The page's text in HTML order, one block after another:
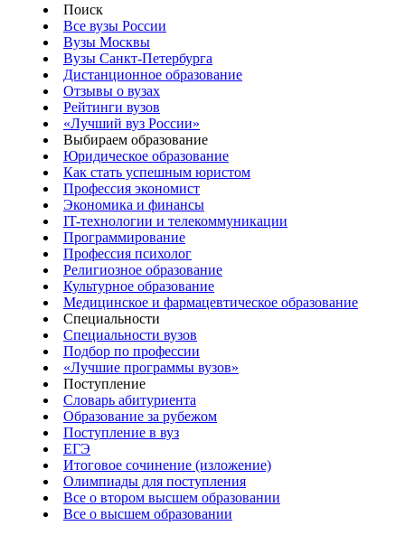
Поиск
Все вузы России
Вузы Москвы
Вузы Санкт-Петербурга
Дистанционное образование
Отзывы о вузах
Рейтинги вузов
«Лучший вуз России»
Выбираем образование
Юридическое образование
Как стать успешным юристом
Профессия экономист
Экономика и финансы
IT-технологии и телекоммуникации
Программирование
Профессия психолог
Религиозное образование
Культурное образование
Медицинское и фармацевтическое образование
Специальности
Специальности вузов
Подбор по профессии
«Лучшие программы вузов»
Поступление
Словарь абитуриента
Образование за рубежом
Поступление в вуз
ЕГЭ
Итоговое сочинение (изложение)
Олимпиады для поступления
Все о втором высшем образовании
Все о высшем образовании